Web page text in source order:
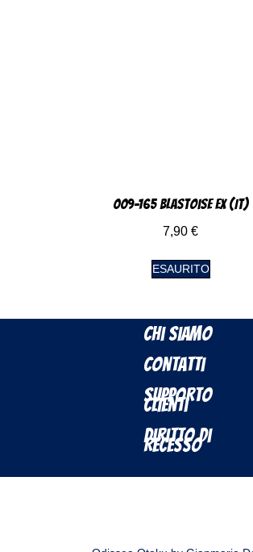
009-165 Blastoise EX (IT)
7,90 €
ESAURITO
Chi Siamo
Contatti
Supporto
Clienti
Diritto di
Recesso